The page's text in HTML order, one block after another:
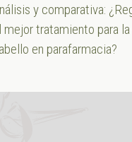
y comparativa:
mejor tratamiento para
en parafarmacia?